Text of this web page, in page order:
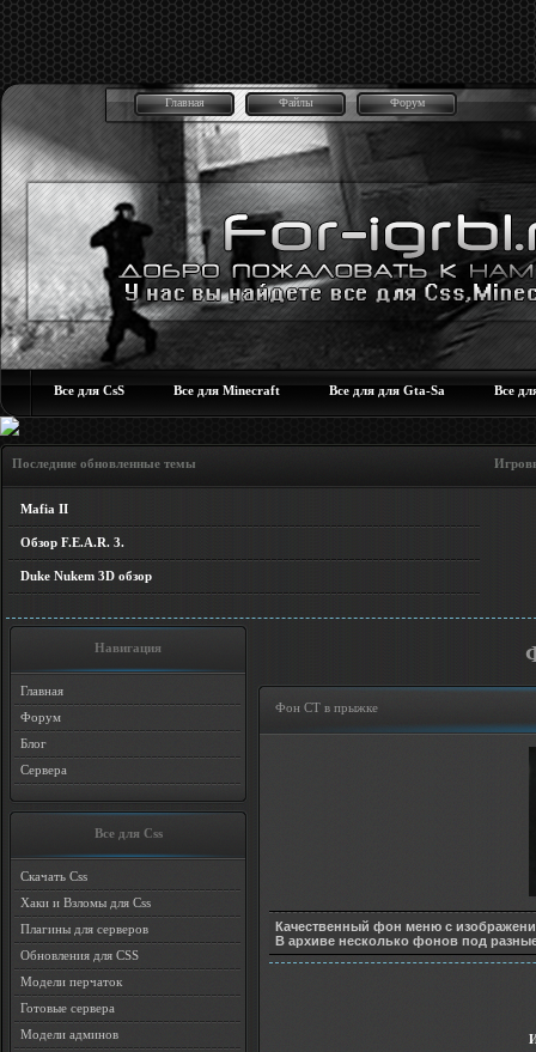
Главная Файлы Форум
Все для CsS Все для Minecraft Все для для Gta-Sa Все
Последние обновленные темы Игровые
Mafia II
Обзор F.E.A.R. 3.
Duke Nukem 3D обзор
Навигация
Главная
Форум
Блог
Сервера
Все для Css
Скачать Css
Хаки и Взломы для Css
Плагины для серверов
Обновления для CSS
Модели перчаток
Готовые сервера
Модели админов
Фон CT в прыжке
Качественный фон меню с
В архиве несколько фонов под